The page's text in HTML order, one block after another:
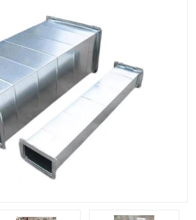
管道配件
镁质防火风管
通风管道
消防风机
镀锌矩形风管